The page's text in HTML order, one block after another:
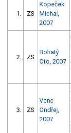
1. ZS
Kopeček
Michal,
2007
2. ZS
Bohatý
Oto, 2007
3. ZS
Venc
Ondřej,
2007